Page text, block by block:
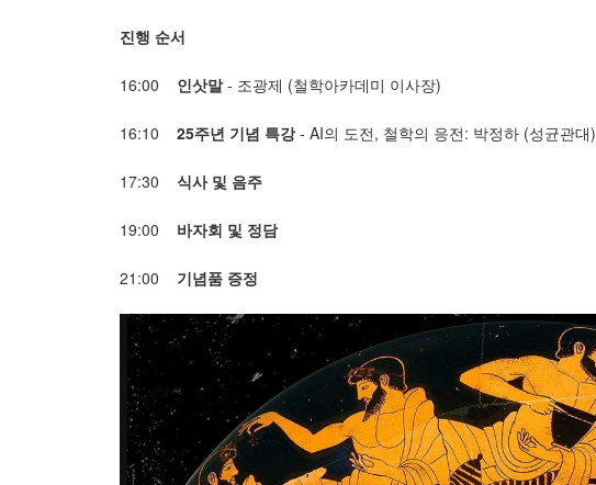
진행 순서
16:00 인삿말- 조광제 (철학아카데미 이사장)
16:10 25주년 기념 특강- AI의 도전, 철학의 응전: 박정하 (성균관대)
17:30 식사 및 음주
19:00 바자회 및 정담
21:00 기념품 증정